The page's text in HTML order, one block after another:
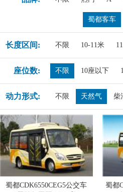
蜀都客车
长度区间: 不限 10-11米
座位数: 不限 10座以下
动力形式: 不限 天然气 柴
蜀都CDK6550CEG5公交车
蜀都